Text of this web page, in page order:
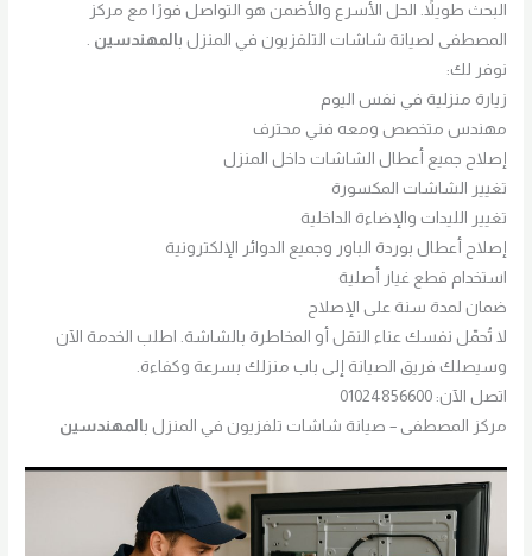
البحث طويلاً. الحل الأسرع والأضمن هو التواصل فورًا مع مركز
المصطفى لصيانة شاشات التلفزيون في المنزل بالمهندسين .
نوفر لك:
زيارة منزلية في نفس اليوم
مهندس متخصص ومعه فني محترف
إصلاح جميع أعطال الشاشات داخل المنزل
تغيير الشاشات المكسورة
تغيير الليدات والإضاءة الداخلية
إصلاح أعطال بوردة الباور وجميع الدوائر الإلكترونية
استخدام قطع غيار أصلية
ضمان لمدة سنة على الإصلاح
لا تُحمّل نفسك عناء النقل أو المخاطرة بالشاشة. اطلب الخدمة الآن
وسيصلك فريق الصيانة إلى باب منزلك بسرعة وكفاءة.
اتصل الآن: 01024856600
مركز المصطفى – صيانة شاشات تلفزيون في المنزل بالمهندسين